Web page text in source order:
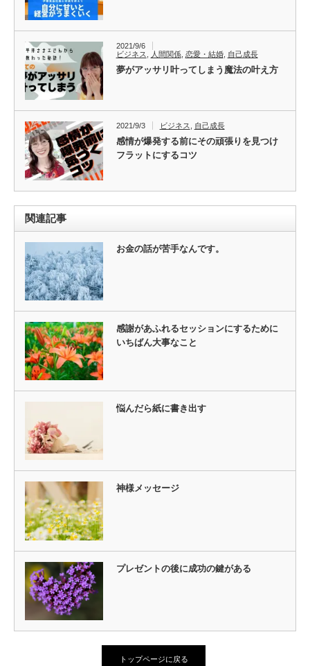
2021/9/6
ビジネス
人間関係, 恋愛・結婚, 自己成長
夢がアッサリ叶ってしまう魔法の叶え方
2021/9/3 ビジネス, 自己成長
感情が爆発する前にその頑張りを見つけ
フラットにするコツ
関連記事
お金の話が苦手なんです。
感謝があふれるセッションにするために
いちばん大事なこと
悩んだら紙に書き出す
神様メッセージ
プレゼントの後に成功の鍵がある
トップページに戻る